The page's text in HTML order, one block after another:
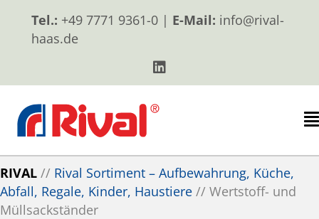
Tel.: +49 7771 9361-0 | E-Mail: info@rival-
haas.de
RIVAL // Rival Sortiment – Aufbewahrung, Küche,
Abfall, Regale, Kinder, Haustiere // Wertstoff- und
Müllsackständer